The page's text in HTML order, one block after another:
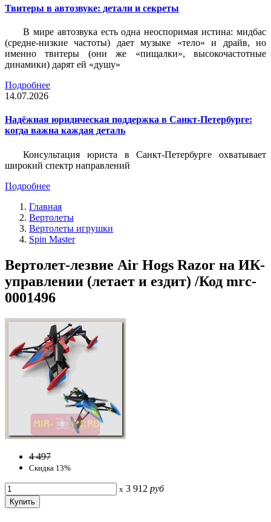
Твитеры в автозвуке: детали и секреты
В мире автозвука есть одна неоспоримая истина: мидбас
(средне-низкие частоты) дает музыке «тело» и драйв, но
именно твитеры (они же «пищалки», высокочастотные
динамики) дарят ей «душу»
Подробнее
14.07.2026
Надёжная юридическая поддержка в Санкт-Петербурге:
когда важна каждая деталь
Консультация юриста в Санкт-Петербурге охватывает
широкий спектр направлений
Подробнее
Главная
Вертолеты
Вертолеты игрушки
Spin Master
Вертолет-лезвие Air Hogs Razor на ИК-
управлении (летает и ездит) /Код mrc-
0001496
4 497
Скидка 13%
x 3 912 руб